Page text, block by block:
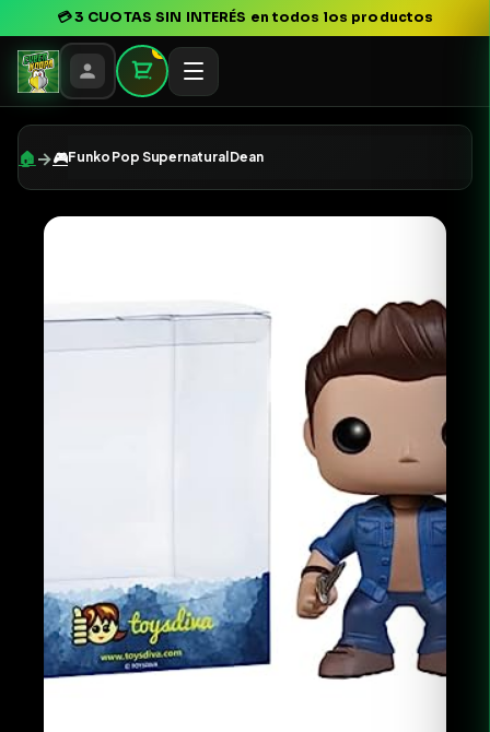
💳3 CUOTAS SIN INTERÉS en todos los productos
0
🏠 →🎮Funko Pop Supernatural Dean